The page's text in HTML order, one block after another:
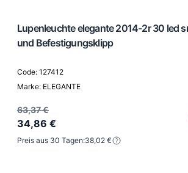
Lupenleuchte elegante 2014-2r 30 led
und Befestigungsklipp
Code: 127412
Marke: ELEGANTE
63,37 €
34,86 €
Preis aus 30 Tagen:38,02 €